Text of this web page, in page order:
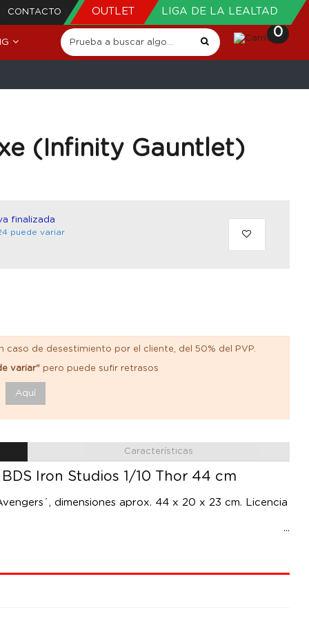
CONTACTO OUTLET LIGA DE LA LEALTAD
0
(Infinity Gauntlet)
finalizada
puede variar
caso de desestimiento por el cliente, del 50% del PVP.
variar" pero puede sufir retrasos
Aquí
Características
Iron Studios 1/10 Thor 44 cm
dimensiones aprox. 44 x 20 x 23 cm. Licencia
de resina, polystone, PVC, metal y tela).